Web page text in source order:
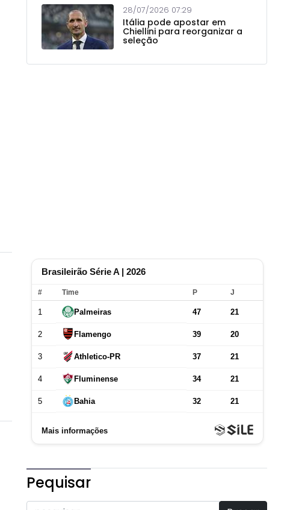
28/07/2026 07:29
Itália pode apostar em
Chiellini para reorganizar a
seleção
Pequisar